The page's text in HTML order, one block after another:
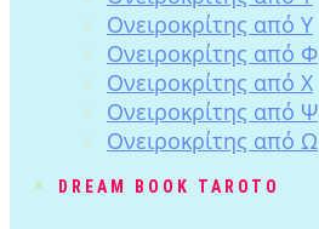
Ονειροκρίτης από Υ
Ονειροκρίτης από Φ
Ονειροκρίτης από Χ
Ονειροκρίτης από Ψ
Ονειροκρίτης από Ω
DREAM BOOK TAROTO